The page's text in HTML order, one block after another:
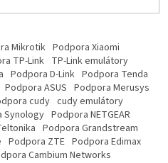
Mikrotik Podpora Xiaomi
TP-Link TP-Link emulátory
Podpora D-Link Podpora Tenda
Podpora ASUS Podpora Merusys
cudy cudy emulátory
Synology Podpora NETGEAR
Podpora Grandstream
Podpora ZTE Podpora Edimax
Cambium Networks